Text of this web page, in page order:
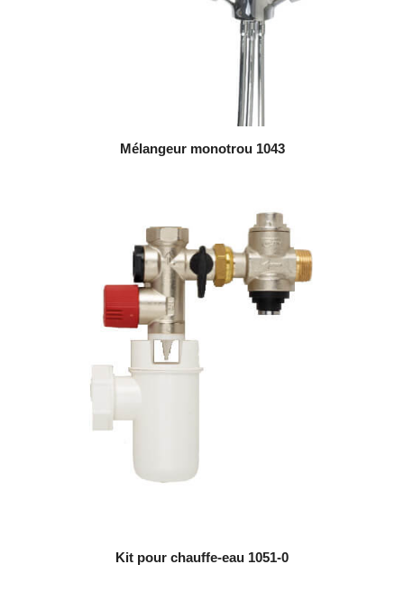
Mélangeur monotrou 1043
Kit pour chauffe-eau 1051-0